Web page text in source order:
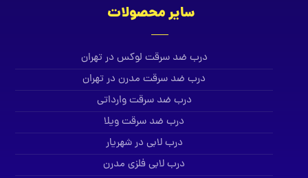
سایر محصولات
درب ضد سرقت لوکس در تهران
درب ضد سرقت مدرن در تهران
درب ضد سرقت وارداتی
درب ضد سرقت ویلا
درب لابی در شهریار
درب لابی فلزی مدرن